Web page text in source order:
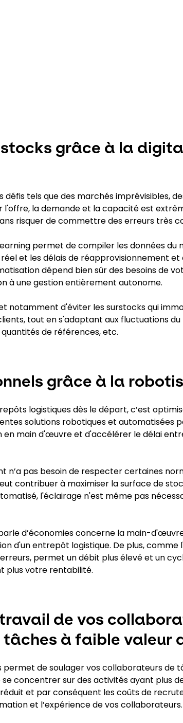
grâce à la
tels que des marchés imprévisibles,
l'offre, la demande et la capacité est
risquer de commettre des erreurs très
permet de compiler les données du
et les délais de réapprovisionnement
dépend bien sûr des besoins de
à une gestion entièrement autonome.
notamment d'éviter les surstocks qui
tout en s'adaptant aux fluctuations
de références, etc.
grâce à la
logistiques dès le départ, c’est
solutions robotiques et automatisées
en main d'œuvre et d'accélérer le délai
n’a pas besoin de respecter certaines
contribuer à maximiser la surface de
l'éclairage n'est même pas
d’économies concerne la main-
d'un entrepôt logistique. De plus, comme
permet un débit plus élevé et un
plus votre rentabilité.
de vos
à faible valeur
de soulager vos collaborateurs de
concentrer sur des activités ayant plus
et par conséquent les coûts de
et l’expérience de vos collaborateurs.